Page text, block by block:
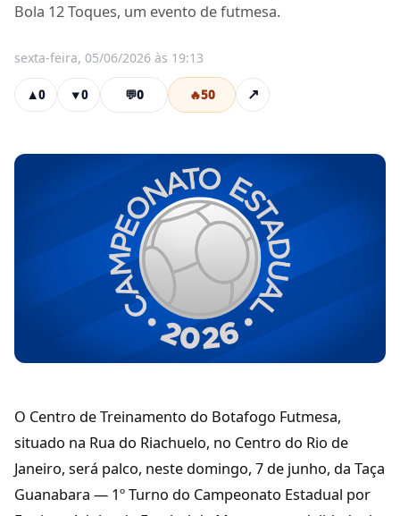
Bola 12 Toques, um evento de futmesa.
sexta-feira, 05/06/2026 às 19:13
▲0 ▼0 💬0 🔥50 ↗
O Centro de Treinamento do Botafogo Futmesa,
situado na Rua do Riachuelo, no Centro do Rio de
Janeiro, será palco, neste domingo, 7 de junho, da Taça
Guanabara — 1º Turno do Campeonato Estadual por